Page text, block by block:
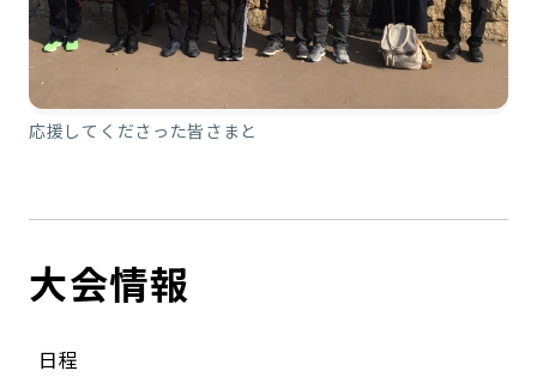
応援してくださった皆さまと
大会情報
日程